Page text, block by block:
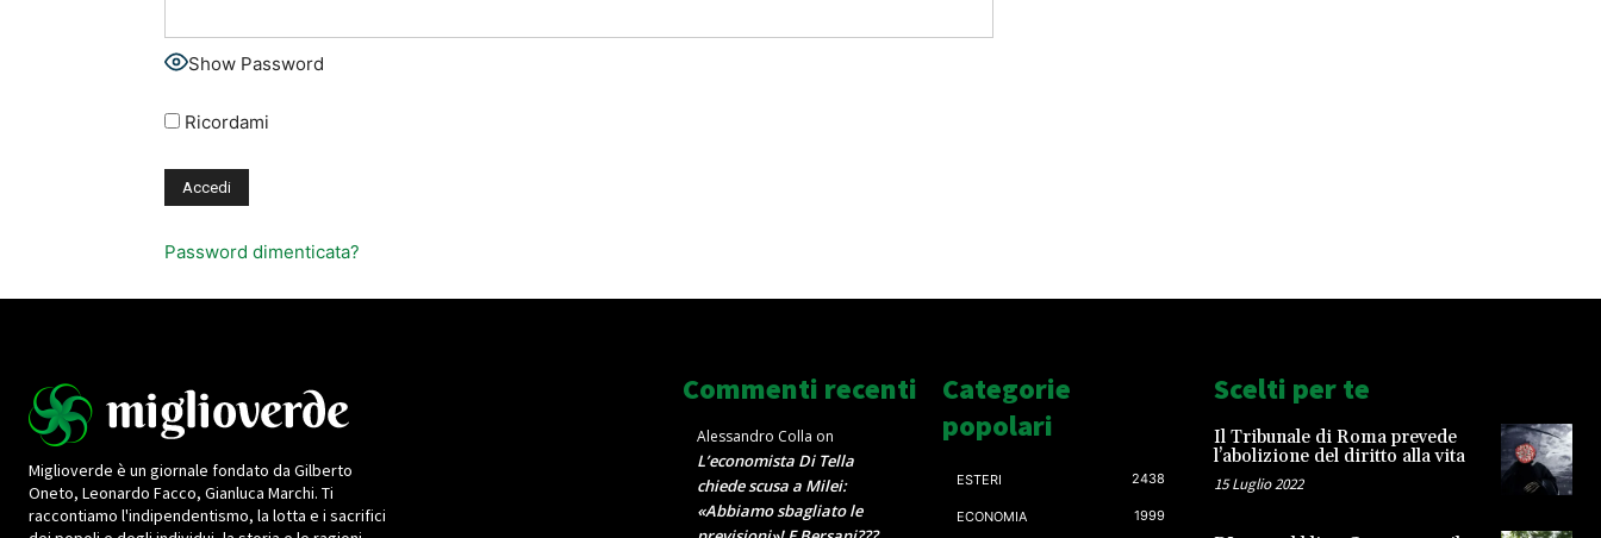
Show Password
Ricordami
Password dimenticata?
Miglioverde è un giornale fondato da Gilberto
Oneto, Leonardo Facco, Gianluca Marchi. Ti
raccontiamo l'indipendentismo, la lotta e i sacrifici
Commenti recenti
Alessandro Colla on
L’economista Di Tella
chiede scusa a Milei:
«Abbiamo sbagliato le
Categorie
popolari
ESTERI 2438
ECONOMIA 1999
Scelti per te
Il Tribunale di Roma prevede
l’abolizione del diritto alla vita
15 Luglio 2022